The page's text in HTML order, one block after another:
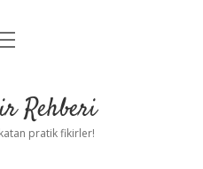
Uyarı
Rehberi
pratik fikirler!